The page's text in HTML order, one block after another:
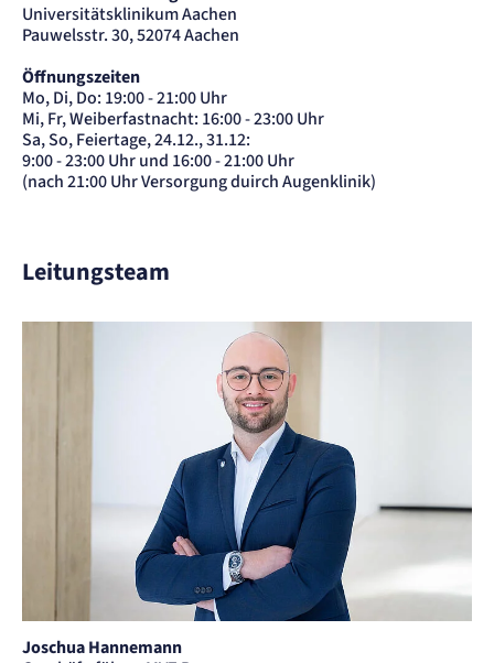
Universitätsklinikum Aachen
Pauwelsstr. 30, 52074 Aachen
Öffnungszeiten
Mo, Di, Do: 19:00 - 21:00 Uhr
Mi, Fr, Weiberfastnacht: 16:00 - 23:00 Uhr
Sa, So, Feiertage, 24.12., 31.12:
9:00 - 23:00 Uhr und 16:00 - 21:00 Uhr
(nach 21:00 Uhr Versorgung duirch Augenklinik)
Leitungsteam
Joschua Hannemann
Erkennung, ob bei dem Besucher die Scrolltiefe gemessen wird.
Cookie Laufzeit: